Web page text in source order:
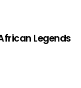
African Legends